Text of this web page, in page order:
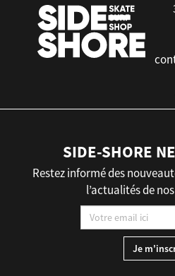
SIDE-SHORE
Restez informé des
l’actualités de